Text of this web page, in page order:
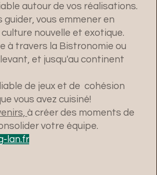
autour de vos réalisations.
vous emmener en
nouvelle et exotique.
à travers la Bistronomie ou
et jusqu'au continent
de jeux et de cohésion
vous avez cuisiné!
à créer des moments de
votre équipe.
lan.fr